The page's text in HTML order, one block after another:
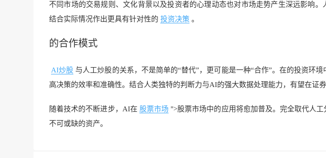
不同市场的交易规则、文化背景以及投资者的心理动态也对市场走势产生深远影响
结合实际情况作出更具有针对性的 投资决策 。
的合作模式
AI炒股 与人工炒股的关系，不是简单的“替代”，更可能是一种“合作”。在的投资环
高决策的效率和准确性。结合人类独特的判断力与AI的强大数据处理能力，有望在证
随着技术的不断进步，AI在 股票市场 ">股票市场中的应用将愈加普及。完全取代人
不可或缺的资产。